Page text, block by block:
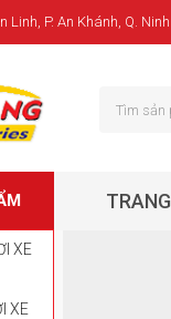
Linh, P. An Khánh, Q.
XE
XE